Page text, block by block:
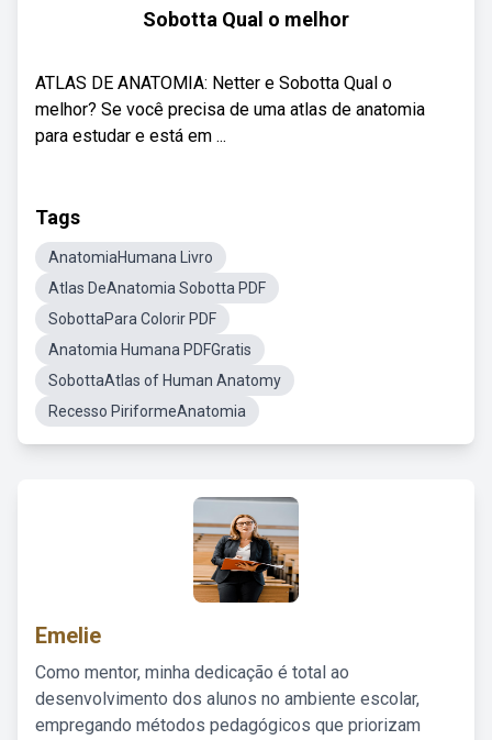
Sobotta Qual o melhor
ATLAS DE ANATOMIA: Netter e Sobotta Qual o
melhor? Se você precisa de uma atlas de anatomia
para estudar e está em ...
Tags
AnatomiaHumana Livro
Atlas DeAnatomia Sobotta PDF
SobottaPara Colorir PDF
Anatomia Humana PDFGratis
SobottaAtlas of Human Anatomy
Recesso PiriformeAnatomia
Emelie
Como mentor, minha dedicação é total ao
desenvolvimento dos alunos no ambiente escolar,
empregando métodos pedagógicos que priorizam